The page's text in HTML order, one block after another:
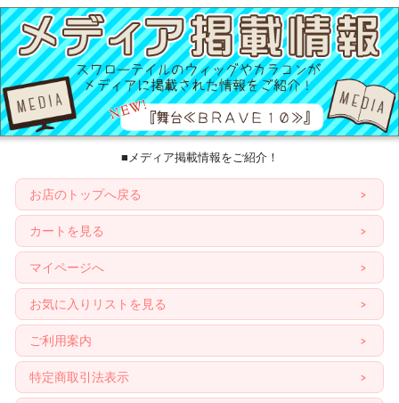
■メディア掲載情報をご紹介！
お店のトップへ戻る
カートを見る
マイページへ
お気に入りリストを見る
ご利用案内
特定商取引法表示